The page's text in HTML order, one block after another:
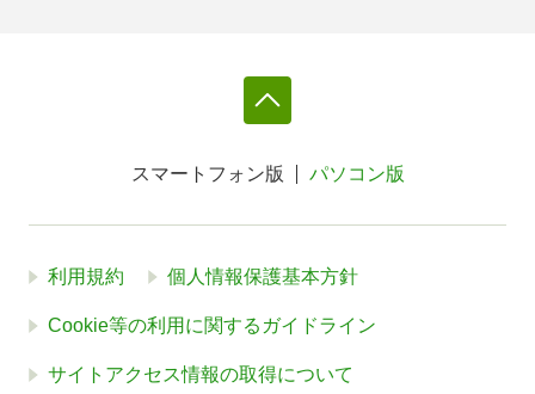
スマートフォン版 パソコン版
利用規約 個人情報保護基本方針
Cookie等の利用に関するガイドライン
サイトアクセス情報の取得について